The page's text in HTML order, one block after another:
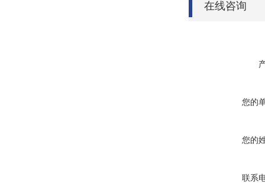
在线咨询
您的
您的
联系